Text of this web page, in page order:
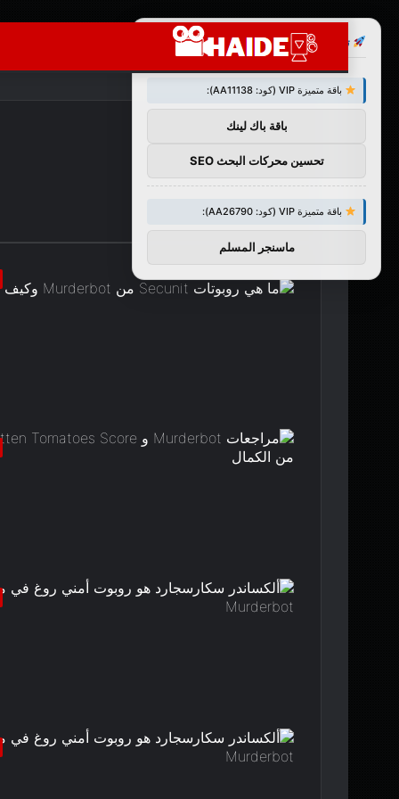
توصيات :
باقة متميزة VIP (كود: AA11138):
باقة باك لينك
تحسين محركات البحث SEO
باقة متميزة VIP (كود: AA26790):
ماسنجر المسلم